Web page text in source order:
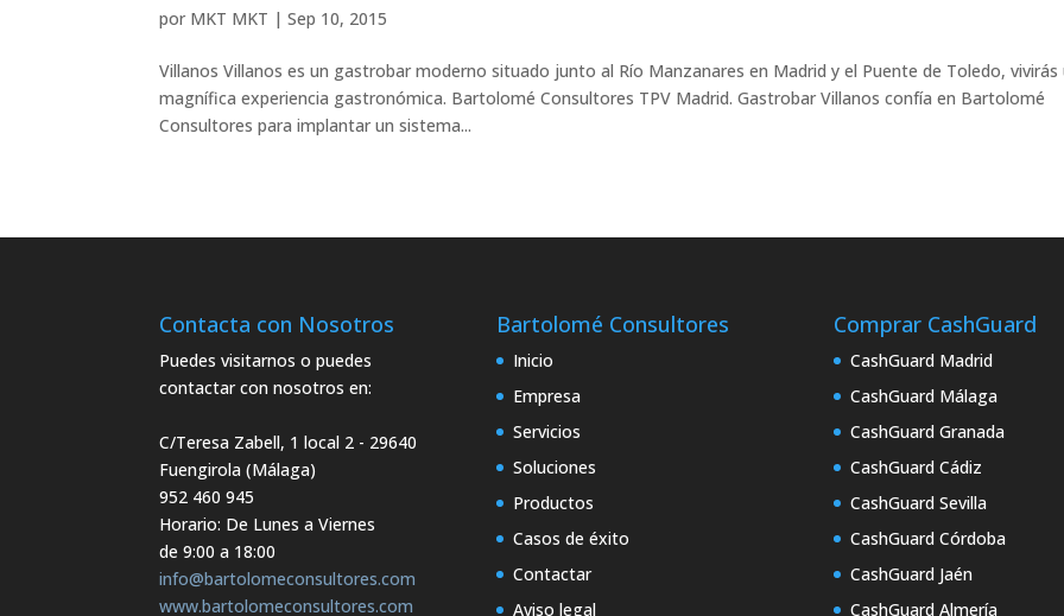
por MKT MKT |Sep 10, 2015
Villanos Villanos es un gastrobar moderno situado junto al Río Manzanares en Madrid y el Puente de Toledo, vivirás
magnífica experiencia gastronómica. Bartolomé Consultores TPV Madrid. Gastrobar Villanos confía en Bartolomé
Consultores para implantar un sistema...
Contacta con Nosotros
Puedes visitarnos o puedes
contactar con nosotros en:
C/Teresa Zabell, 1 local 2 - 29640
Fuengirola (Málaga)
952 460 945
Horario: De Lunes a Viernes
de 9:00 a 18:00
info@bartolomeconsultores.com
www.bartolomeconsultores.com
Bartolomé Consultores
Inicio
Empresa
Servicios
Soluciones
Productos
Casos de éxito
Contactar
Aviso legal
Comprar CashGuard
CashGuard Madrid
CashGuard Málaga
CashGuard Granada
CashGuard Cádiz
CashGuard Sevilla
CashGuard Córdoba
CashGuard Jaén
CashGuard Almería